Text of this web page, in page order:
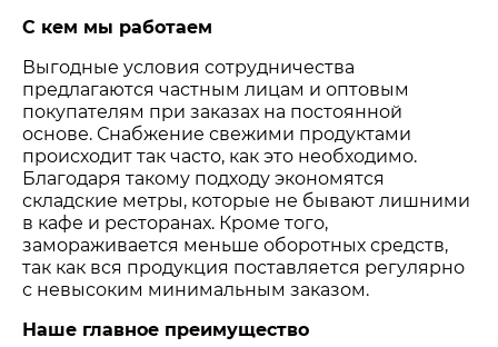
С кем мы работаем
Выгодные условия сотрудничества
предлагаются частным лицам и оптовым
покупателям при заказах на постоянной
основе. Снабжение свежими продуктами
происходит так часто, как это необходимо.
Благодаря такому подходу экономятся
складские метры, которые не бывают лишними
в кафе и ресторанах. Кроме того,
замораживается меньше оборотных средств,
так как вся продукция поставляется регулярно
с невысоким минимальным заказом.
Наше главное преимущество